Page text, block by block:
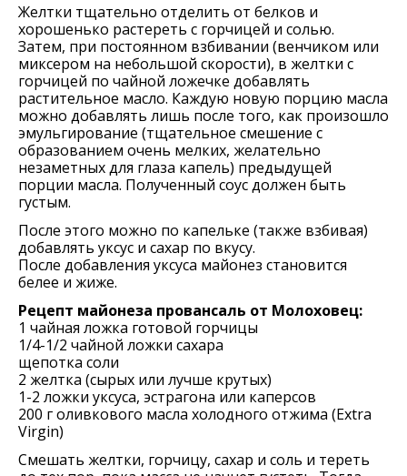
Желтки тщательно отделить от белков и
хорошенько растереть с горчицей и солью.
Затем, при постоянном взбивании (венчиком или
миксером на небольшой скорости), в желтки с
горчицей по чайной ложечке добавлять
растительное масло. Каждую новую порцию масла
можно добавлять лишь после того, как произошло
эмульгирование (тщательное смешение с
образованием очень мелких, желательно
незаметных для глаза капель) предыдущей
порции масла. Полученный соус должен быть
густым.
После этого можно по капельке (также взбивая)
добавлять уксус и сахар по вкусу.
После добавления уксуса майонез становится
белее и жиже.
Рецепт майонеза провансаль от Молоховец:
1 чайная ложка готовой горчицы
1/4-1/2 чайной ложки сахара
щепотка соли
2 желтка (сырых или лучше крутых)
1-2 ложки уксуса, эстрагона или каперсов
200 г оливкового масла холодного отжима (Extra
Virgin)
Смешать желтки, горчицу, сахар и соль и тереть